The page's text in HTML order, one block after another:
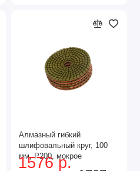
Алмазный гибкий
шлифовальный круг, 100
мм, P200, мокрое
шлифование, 5 шт. Matrix
1576 р.